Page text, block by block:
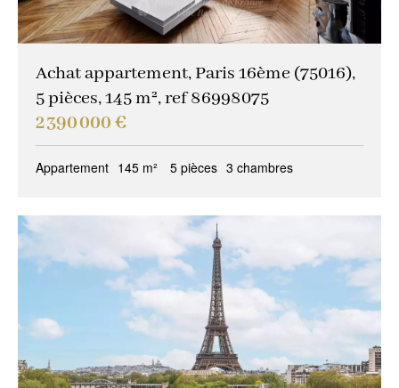
Achat appartement, Paris 16ème (75016),
5 pièces, 145 m², ref 86998075
2 390 000 €
Appartement 145 m² 5 pièces 3 chambres